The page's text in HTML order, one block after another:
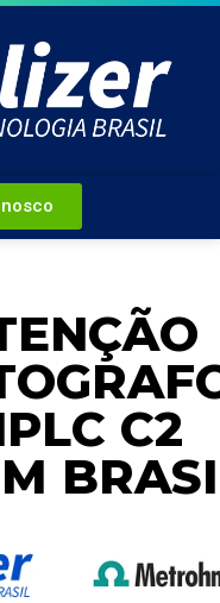
C2